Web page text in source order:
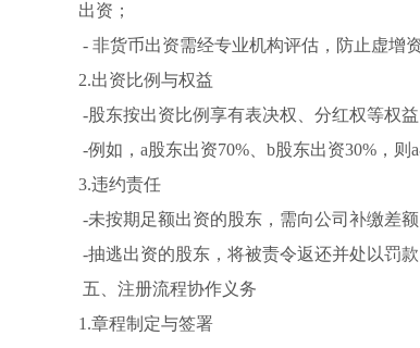
出资；
- 非货币出资需经专业机构评估，防止虚增
2.出资比例与权益
-股东按出资比例享有表决权、分红权等权益
-例如，a股东出资70%、b股东出资30%，则
3.违约责任
-未按期足额出资的股东，需向公司补缴差
-抽逃出资的股东，将被责令返还并处以罚
五、注册流程协作义务
1.章程制定与签署